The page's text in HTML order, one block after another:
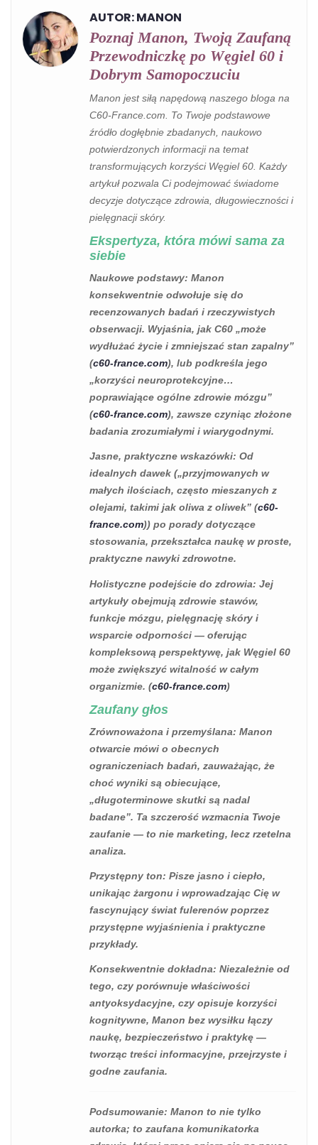
AUTOR: MANON
Poznaj Manon, Twoją Zaufaną
Przewodniczkę po Węgiel 60 i
Dobrym Samopoczuciu
Manon jest siłą napędową naszego bloga na
C60-France.com. To Twoje podstawowe
źródło dogłębnie zbadanych, naukowo
potwierdzonych informacji na temat
transformujących korzyści Węgiel 60. Każdy
artykuł pozwala Ci podejmować świadome
decyzje dotyczące zdrowia, długowieczności i
pielęgnacji skóry.
Ekspertyza, która mówi sama za
siebie
Naukowe podstawy: Manon
konsekwentnie odwołuje się do
recenzowanych badań i rzeczywistych
obserwacji. Wyjaśnia, jak C60 „może
wydłużać życie i zmniejszać stan zapalny”
(c60-france.com), lub podkreśla jego
„korzyści neuroprotekcyjne…
poprawiające ogólne zdrowie mózgu”
(c60-france.com), zawsze czyniąc złożone
badania zrozumiałymi i wiarygodnymi.
Jasne, praktyczne wskazówki: Od
idealnych dawek („przyjmowanych w
małych ilościach, często mieszanych z
olejami, takimi jak oliwa z oliwek” (c60-
france.com)) po porady dotyczące
stosowania, przekształca naukę w proste,
praktyczne nawyki zdrowotne.
Holistyczne podejście do zdrowia: Jej
artykuły obejmują zdrowie stawów,
funkcje mózgu, pielęgnację skóry i
wsparcie odporności — oferując
kompleksową perspektywę, jak Węgiel 60
może zwiększyć witalność w całym
organizmie. (c60-france.com)
Zaufany głos
Zrównoważona i przemyślana: Manon
otwarcie mówi o obecnych
ograniczeniach badań, zauważając, że
choć wyniki są obiecujące,
„długoterminowe skutki są nadal
badane”. Ta szczerość wzmacnia Twoje
zaufanie — to nie marketing, lecz rzetelna
analiza.
Przystępny ton: Pisze jasno i ciepło,
unikając żargonu i wprowadzając Cię w
fascynujący świat fulerenów poprzez
przystępne wyjaśnienia i praktyczne
przykłady.
Konsekwentnie dokładna: Niezależnie od
tego, czy porównuje właściwości
antyoksydacyjne, czy opisuje korzyści
kognitywne, Manon bez wysiłku łączy
naukę, bezpieczeństwo i praktykę —
tworząc treści informacyjne, przejrzyste i
godne zaufania.
Podsumowanie: Manon to nie tylko
autorka; to zaufana komunikatorka